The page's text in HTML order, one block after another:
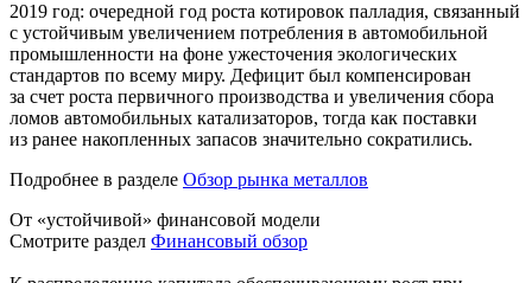
2019 год: очередной год роста котировок палладия, связанный
с устойчивым увеличением потребления в автомобильной
промышленности на фоне ужесточения экологических
стандартов по всему миру. Дефицит был компенсирован
за счет роста первичного производства и увеличения сбора
ломов автомобильных катализаторов, тогда как поставки
из ранее накопленных запасов значительно сократились.
Подробнее в разделе Обзор рынка металлов
От «устойчивой» финансовой модели
Смотрите раздел Финансовый обзор